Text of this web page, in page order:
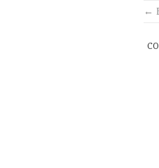
←